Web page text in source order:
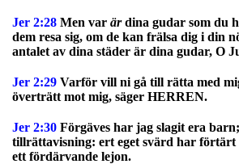
Jer 2:28 Men var ärdina gudar som du
dem resa sig, om de kan frälsa dig i din
antalet av dina städer är dina gudar, O
Jer 2:29 Varför vill ni gå till rätta med
överträtt mot mig, säger HERREN.
Jer 2:30 Förgäves har jag slagit era
tillrättavisning: ert eget svärd har förtärt
ett fördärvande lejon.